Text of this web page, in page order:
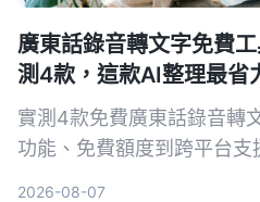
廣東話錄音轉文字免費
測4款，這款AI整理最省
實測4款免費廣東話錄音轉
功能、免費額度到跨平台支
2026-08-07